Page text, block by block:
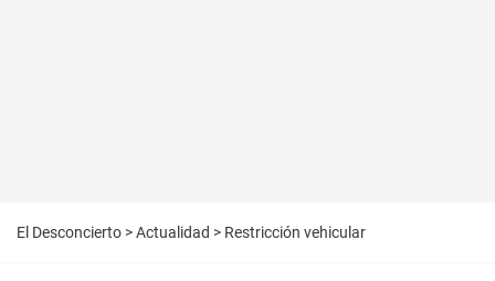
El Desconcierto >Actualidad > Restricción vehicular